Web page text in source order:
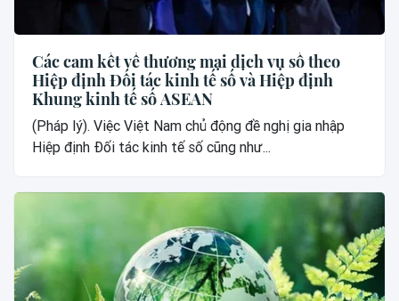
Các cam kết về thương mại dịch vụ số theo
Hiệp định Đối tác kinh tế số và Hiệp định
Khung kinh tế số ASEAN
(Pháp lý). Việc Việt Nam chủ động đề nghị gia nhập
Hiệp định Đối tác kinh tế số cũng như...